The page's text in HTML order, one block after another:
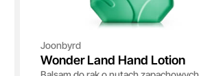
Joonbyrd
Wonder Land Hand Lotion